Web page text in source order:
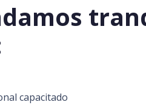
capacitado